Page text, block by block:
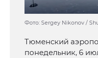
Фото: Sergey Nikonov /
Тюменский
понедельник, 6